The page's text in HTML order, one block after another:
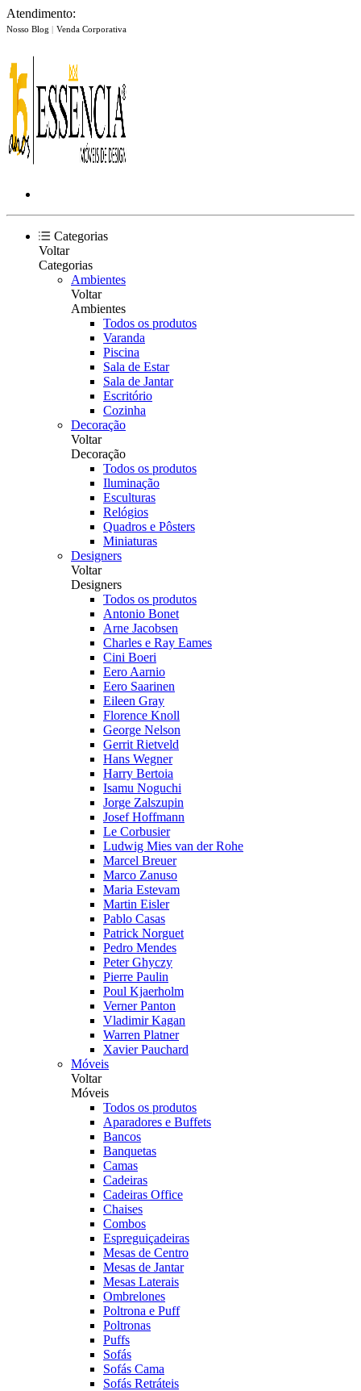
Atendimento:
Nosso Blog | Venda Corporativa
Categorias
Voltar
Categorias
Ambientes
Voltar
Ambientes
Todos os produtos
Varanda
Piscina
Sala de Estar
Sala de Jantar
Escritório
Cozinha
Decoração
Voltar
Decoração
Todos os produtos
Iluminação
Esculturas
Relógios
Quadros e Pôsters
Miniaturas
Designers
Voltar
Designers
Todos os produtos
Antonio Bonet
Arne Jacobsen
Charles e Ray Eames
Cini Boeri
Eero Aarnio
Eero Saarinen
Eileen Gray
Florence Knoll
George Nelson
Gerrit Rietveld
Hans Wegner
Harry Bertoia
Isamu Noguchi
Jorge Zalszupin
Josef Hoffmann
Le Corbusier
Ludwig Mies van der Rohe
Marcel Breuer
Marco Zanuso
Maria Estevam
Martin Eisler
Pablo Casas
Patrick Norguet
Pedro Mendes
Peter Ghyczy
Pierre Paulin
Poul Kjaerholm
Verner Panton
Vladimir Kagan
Warren Platner
Xavier Pauchard
Móveis
Voltar
Móveis
Todos os produtos
Aparadores e Buffets
Bancos
Banquetas
Camas
Cadeiras
Cadeiras Office
Chaises
Combos
Espreguiçadeiras
Mesas de Centro
Mesas de Jantar
Mesas Laterais
Ombrelones
Poltrona e Puff
Poltronas
Puffs
Sofás
Sofás Cama
Sofás Retráteis